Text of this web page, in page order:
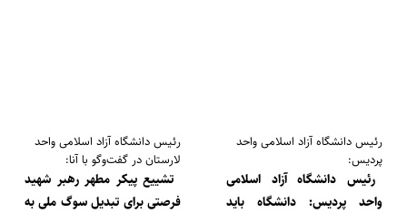
رئیس دانشگاه آزاد اسلامی واحد
پردیس:
رئیس دانشگاه آزاد اسلامی
واحد پردیس: دانشگاه باید
رئیس دانشگاه آزاد اسلامی واحد
لارستان در گفت‌وگو با آنا:
تشییع پیکر مطهر رهبر شهید
فرصتی برای تبدیل سوگ ملی به